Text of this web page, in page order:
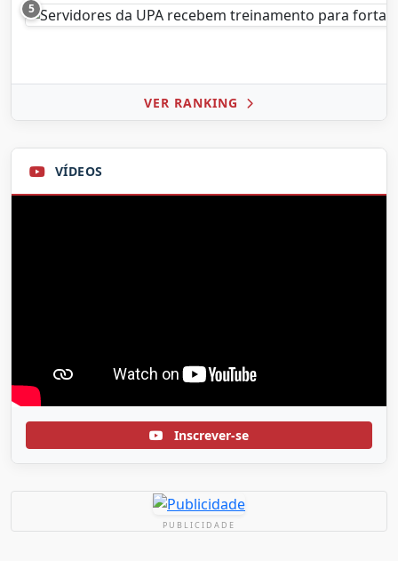
5
VER RANKING
VÍDEOS
Inscrever-se
PUBLICIDADE